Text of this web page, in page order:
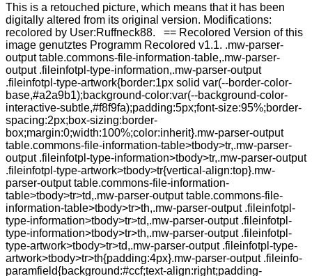
This is a retouched picture, which means that it has been
digitally altered from its original version. Modifications:
recolored by User:Ruffneck88. == Recolored Version of this
image genutztes Programm Recolored v1.1. .mw-parser-
output table.commons-file-information-table,.mw-parser-
output .fileinfotpl-type-information,.mw-parser-output
.fileinfotpl-type-artwork{border:1px solid var(--border-color-
base,#a2a9b1);background-color:var(--background-color-
interactive-subtle,#f8f9fa);padding:5px;font-size:95%;border-
spacing:2px;box-sizing:border-
box;margin:0;width:100%;color:inherit}.mw-parser-output
table.commons-file-information-table>tbody>tr,.mw-parser-
output .fileinfotpl-type-information>tbody>tr,.mw-parser-output
.fileinfotpl-type-artwork>tbody>tr{vertical-align:top}.mw-
parser-output table.commons-file-information-
table>tbody>tr>td,.mw-parser-output table.commons-file-
information-table>tbody>tr>th,.mw-parser-output .fileinfotpl-
type-information>tbody>tr>td,.mw-parser-output .fileinfotpl-
type-information>tbody>tr>th,.mw-parser-output .fileinfotpl-
type-artwork>tbody>tr>td,.mw-parser-output .fileinfotpl-type-
artwork>tbody>tr>th{padding:4px}.mw-parser-output .fileinfo-
paramfield{background:#ccf;text-align:right;padding-